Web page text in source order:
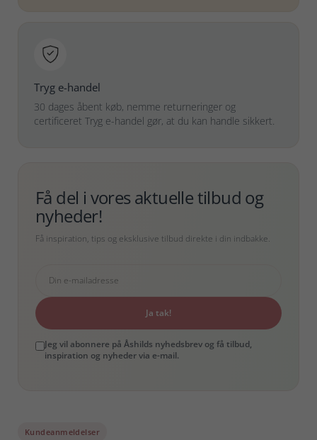
Tryg e-handel
30 dages åbent køb, nemme returneringer og
certificeret Tryg e-handel gør, at du kan handle sikkert.
Få del i vores aktuelle tilbud og
nyheder!
Få inspiration, tips og eksklusive tilbud direkte i din indbakke.
Ja tak!
Jeg vil abonnere på Åshilds nyhedsbrev og få tilbud,
inspiration og nyheder via e-mail.
Kundeanmeldelser